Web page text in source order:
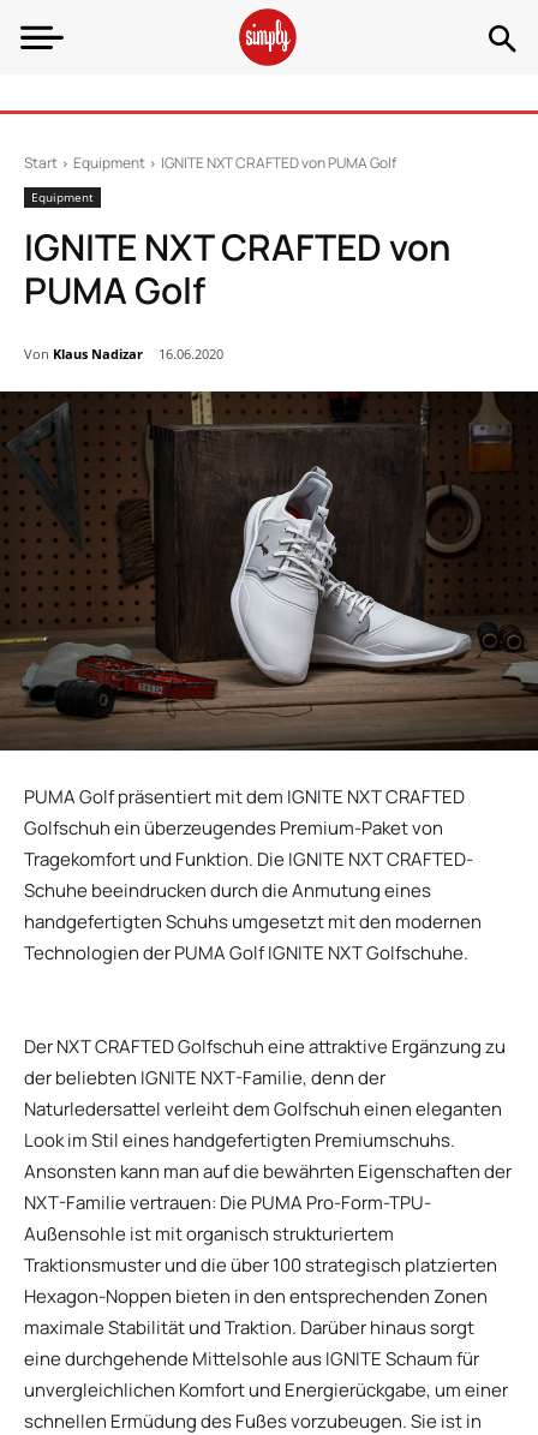
Start Equipment IGNITE NXT CRAFTED von PUMA Golf
Equipment
IGNITE NXT CRAFTED von
PUMA Golf
Von Klaus Nadizar 16.06.2020
PUMA Golf präsentiert mit dem IGNITE NXT CRAFTED
Golfschuh ein überzeugendes Premium-Paket von
Tragekomfort und Funktion. Die IGNITE NXT CRAFTED-
Schuhe beeindrucken durch die Anmutung eines
handgefertigten Schuhs umgesetzt mit den modernen
Technologien der PUMA Golf IGNITE NXT Golfschuhe.
Der NXT CRAFTED Golfschuh eine attraktive Ergänzung zu
der beliebten IGNITE NXT-Familie, denn der
Naturledersattel verleiht dem Golfschuh einen eleganten
Look im Stil eines handgefertigten Premiumschuhs.
Ansonsten kann man auf die bewährten Eigenschaften der
NXT-Familie vertrauen: Die PUMA Pro-Form-TPU-
Außensohle ist mit organisch strukturiertem
Traktionsmuster und die über 100 strategisch platzierten
Hexagon-Noppen bieten in den entsprechenden Zonen
maximale Stabilität und Traktion. Darüber hinaus sorgt
eine durchgehende Mittelsohle aus IGNITE Schaum für
unvergleichlichen Komfort und Energierückgabe, um einer
schnellen Ermüdung des Fußes vorzubeugen. Sie ist in